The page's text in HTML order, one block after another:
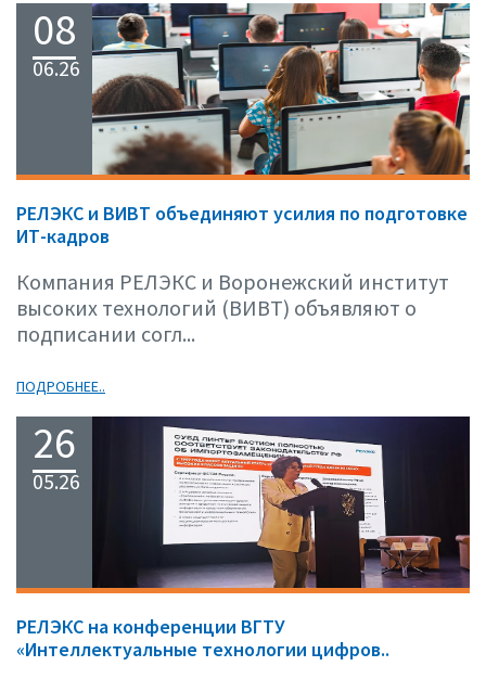
08
06.26
РЕЛЭКС и ВИВТ объединяют усилия по подготовке
ИТ-кадров
Компания РЕЛЭКС и Воронежский институт
высоких технологий (ВИВТ) объявляют о
подписании согл...
ПОДРОБНЕЕ..
26
05.26
РЕЛЭКС на конференции ВГТУ
«Интеллектуальные технологии цифров..